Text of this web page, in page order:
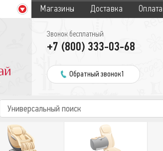
Магазины Доставка Оплата
Звонок бесплатный
+7 (800) 333-03-68
Обратный звонок1